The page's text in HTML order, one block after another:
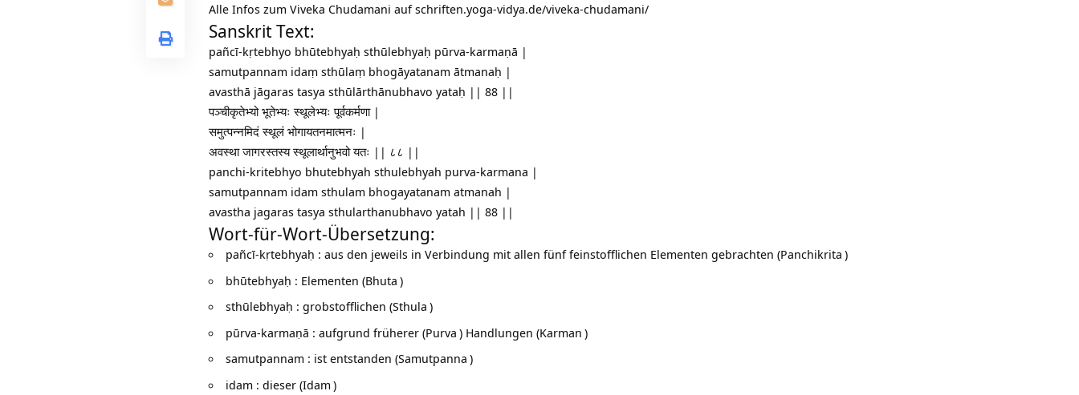
Alle Infos zum Viveka Chudamani aufschriften.yoga-vidya.de/viveka-chudamani/
Sanskrit Text:
pañcī-kṛtebhyo bhūtebhyaḥ sthūlebhyaḥ pūrva-karmaṇā |
samutpannam idaṃ sthūlaṃ bhogāyatanam ātmanaḥ |
avasthā jāgaras tasya sthūlārthānubhavo yataḥ || 88 ||
पञ्चीकृतेभ्यो भूतेभ्यः स्थूलेभ्यः पूर्वकर्मणा |
समुत्पन्नमिदं स्थूलं भोगायतनमात्मनः |
अवस्था जागरस्तस्य स्थूलार्थानुभवो यतः || ८८ ||
panchi-kritebhyo bhutebhyah sthulebhyah purva-karmana |
samutpannam idam sthulam bhogayatanam atmanah |
avastha jagaras tasya sthularthanubhavo yatah || 88 ||
Wort-für-Wort-Übersetzung:
pañcī-kṛtebhyaḥ : aus den jeweils in Verbindung mit allen fünf feinstofflichen Elementen gebrachten (Panchikrita )
bhūtebhyaḥ : Elementen (Bhuta )
sthūlebhyaḥ : grobstofflichen (Sthula )
pūrva-karmaṇā : aufgrund früherer (Purva ) Handlungen (Karman )
samutpannam : ist entstanden (Samutpanna )
idam : dieser (Idam )